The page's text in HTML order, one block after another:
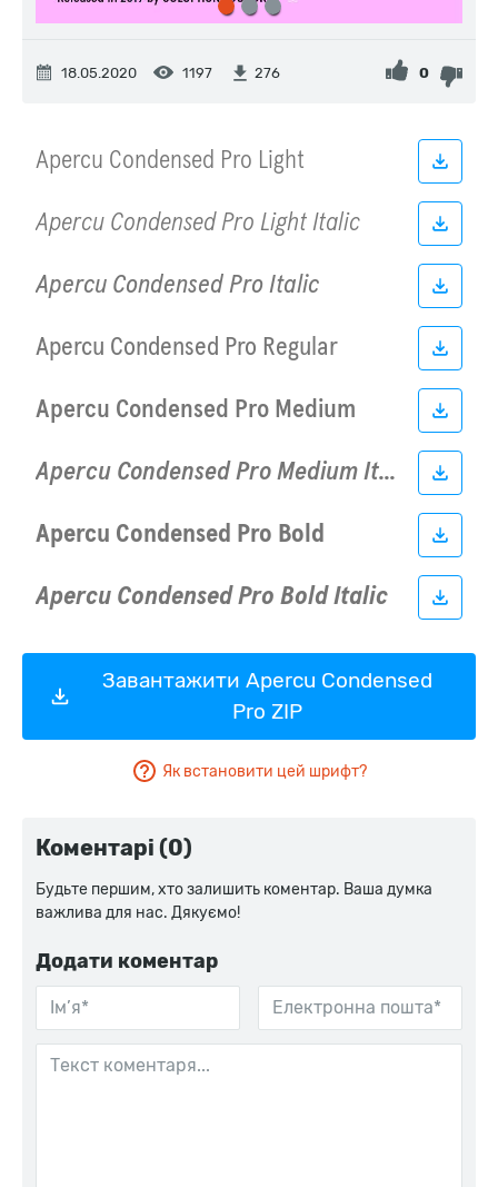
18.05.2020 1197 276 0
Завантажити Apercu Condensed
Pro ZIP
Як встановити цей шрифт?
Коментарі (0)
Будьте першим, хто залишить коментар. Ваша думка
важлива для нас. Дякуємо!
Додати коментар